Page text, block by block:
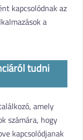
kapcsolódnak az
a
tudni
amely
számára, hogy
kapcsolódjanak